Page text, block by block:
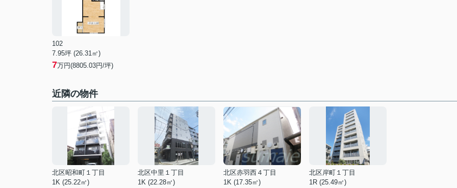
102
7.95坪 (26.31㎡)
7万円(8805.03円/坪)
近隣の物件
北区昭和町１丁目
1K (25.22㎡)
北区中里１丁目
1K (22.28㎡)
北区赤羽西４丁目
1K (17.35㎡)
北区岸町１丁目
1R (25.49㎡)